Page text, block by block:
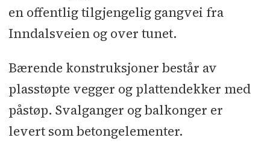
en offentlig tilgjengelig gangvei fra
Inndalsveien og over tunet.
Bærende konstruksjoner består av
plasstøpte vegger og plattendekker med
påstøp. Svalganger og balkonger er
levert som betongelementer.